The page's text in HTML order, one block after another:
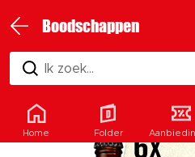
Boodschappen
Ik zoek...
Home Folder